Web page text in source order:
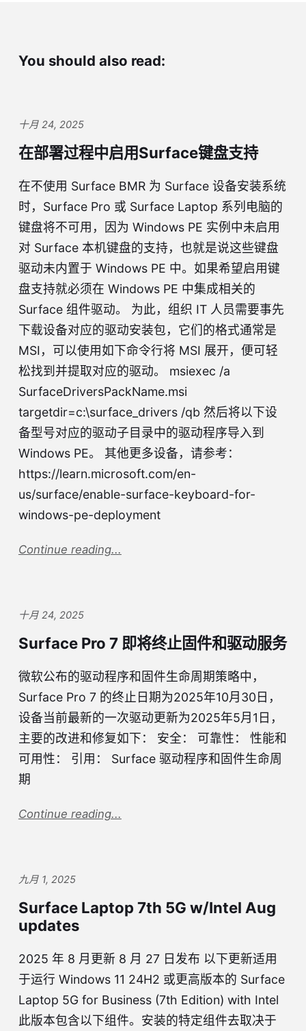
You should also read:
十月 24, 2025
在部署过程中启用Surface键盘支持
在不使用 Surface BMR 为 Surface 设备安装系统
时，Surface Pro 或 Surface Laptop 系列电脑的
键盘将不可用，因为 Windows PE 实例中未启用
对 Surface 本机键盘的支持，也就是说这些键盘
驱动未内置于 Windows PE 中。如果希望启用键
盘支持就必须在 Windows PE 中集成相关的
Surface 组件驱动。 为此，组织 IT 人员需要事先
下载设备对应的驱动安装包，它们的格式通常是
MSI，可以使用如下命令行将 MSI 展开，便可轻
松找到并提取对应的驱动。 msiexec /a
SurfaceDriversPackName.msi
targetdir=c:\surface_drivers /qb 然后将以下设
备型号对应的驱动子目录中的驱动程序导入到
Windows PE。 其他更多设备，请参考：
https://learn.microsoft.com/en-
us/surface/enable-surface-keyboard-for-
windows-pe-deployment
Continue reading...
十月 24, 2025
Surface Pro 7 即将终止固件和驱动服务
微软公布的驱动程序和固件生命周期策略中，
Surface Pro 7 的终止日期为2025年10月30日，
设备当前最新的一次驱动更新为2025年5月1日，
主要的改进和修复如下： 安全： 可靠性： 性能和
可用性： 引用： Surface 驱动程序和固件生命周
期
Continue reading...
九月 1, 2025
Surface Laptop 7th 5G w/Intel Aug
updates
2025 年 8 月更新 8 月 27 日发布 以下更新适用
于运行 Windows 11 24H2 或更高版本的 Surface
Laptop 5G for Business (7th Edition) with Intel
此版本包含以下组件。安装的特定组件去取决于